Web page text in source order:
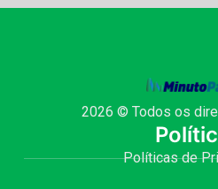
2026 © Todos os
Políticas de